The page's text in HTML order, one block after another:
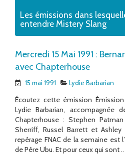
Les émissions dans
entendre Mistery Slang
Mercredi 15 Mai 1991 :
avec Chapterhouse
15 mai 1991 Lydie Barbarian
Écoutez cette émission
Lydie Barbarian, accompagnée
Chapterhouse : Stephen
Sherriff, Russel Barrett et
repérage FNAC de la semaine est
de Père Ubu. Et pour ceux qui sont ..